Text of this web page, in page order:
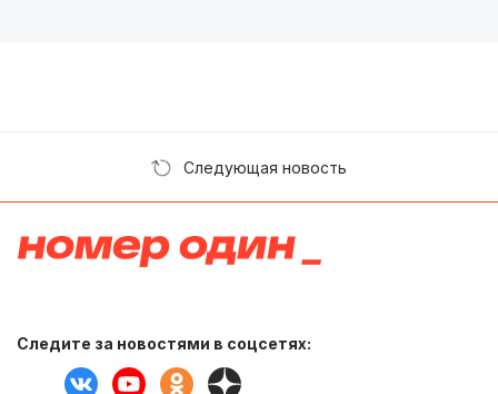
Следующая новость
Следите за новостями в соцсетях: